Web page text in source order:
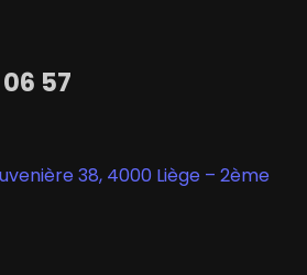
57
38, 4000 Liège – 2ème